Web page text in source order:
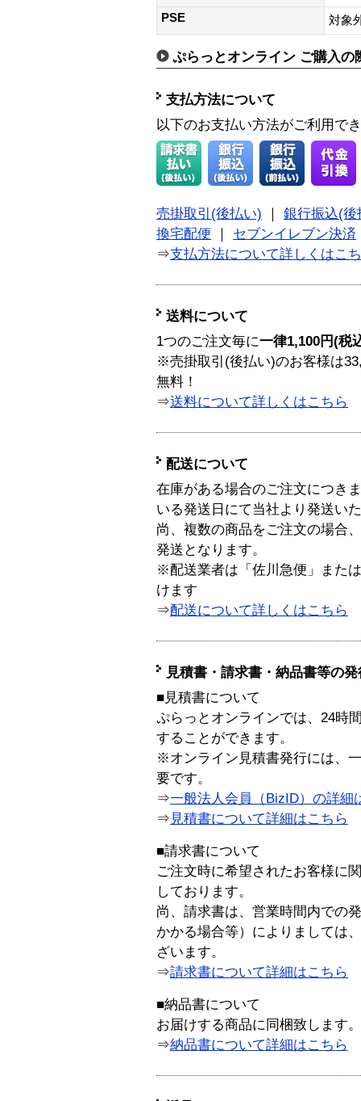
PSE
対象
ぷらっとオンライン ご購入の
支払方法について
以下のお支払い方法がご利用で
売掛取引(後払い)
銀行振込(後
換宅配便
セブンイレブン決済
⇒支払方法について詳しくはこ
送料について
1つのご注文毎に一律1,100円(税
※売掛取引(後払い)のお客様は
無料！
⇒送料について詳しくはこちら
配送について
在庫がある場合のご注文につき
いる発送日にて当社より発送い
尚、複数の商品をご注文の場合
発送となります。
※配送業者は「佐川急便」また
けます
⇒配送について詳しくはこちら
見積書・請求書・納品書等の
■見積書について
ぷらっとオンラインでは、24時
することができます。
※オンライン見積書発行には、
要です。
⇒一般法人会員（BizID）の詳細
⇒ 見積書について詳細はこちら
■請求書について
ご注文時に希望されたお客様に
しております。
尚、請求書は、営業時間内での
かかる場合等）によりましては
ざいます。
⇒請求書について詳細はこちら
■納品書について
お届けする商品に同梱致します。
⇒納品書について詳細はこちら